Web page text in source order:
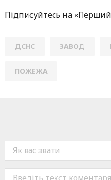
Підписуйтесь нa
ДСНС ЗАВОД
ПОЖЕЖА